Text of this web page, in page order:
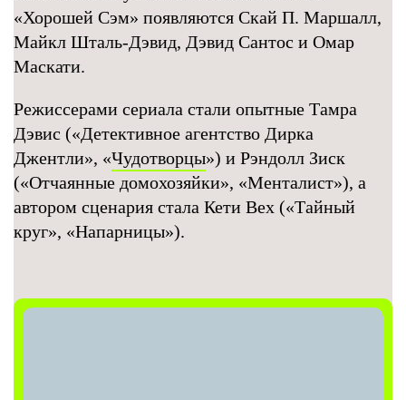
«Хорошей Сэм» появляются Скай П. Маршалл,
Майкл Шталь-Дэвид, Дэвид Сантос и Омар
Маскати.
Режиссерами сериала стали опытные Тамра
Дэвис («Детективное агентство Дирка
Джентли», «Чудотворцы») и Рэндолл Зиск
(«Отчаянные домохозяйки», «Менталист»), а
автором сценария стала Кети Вех («Тайный
круг», «Напарницы»).